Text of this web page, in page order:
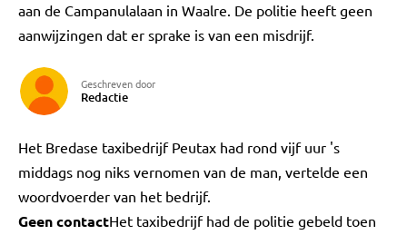
aan de Campanulalaan in Waalre. De politie heeft geen
aanwijzingen dat er sprake is van een misdrijf.
Geschreven door
Redactie
Het Bredase taxibedrijf Peutax had rond vijf uur 's
middags nog niks vernomen van de man, vertelde een
woordvoerder van het bedrijf.
Geen contactHet taxibedrijf had de politie gebeld toen